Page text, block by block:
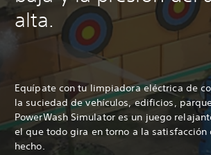
alta.
Equípate con tu limpiadora eléctrica de
la suciedad de vehículos, edificios,
PowerWash Simulator es un juego
el que todo gira en torno a la
hecho.